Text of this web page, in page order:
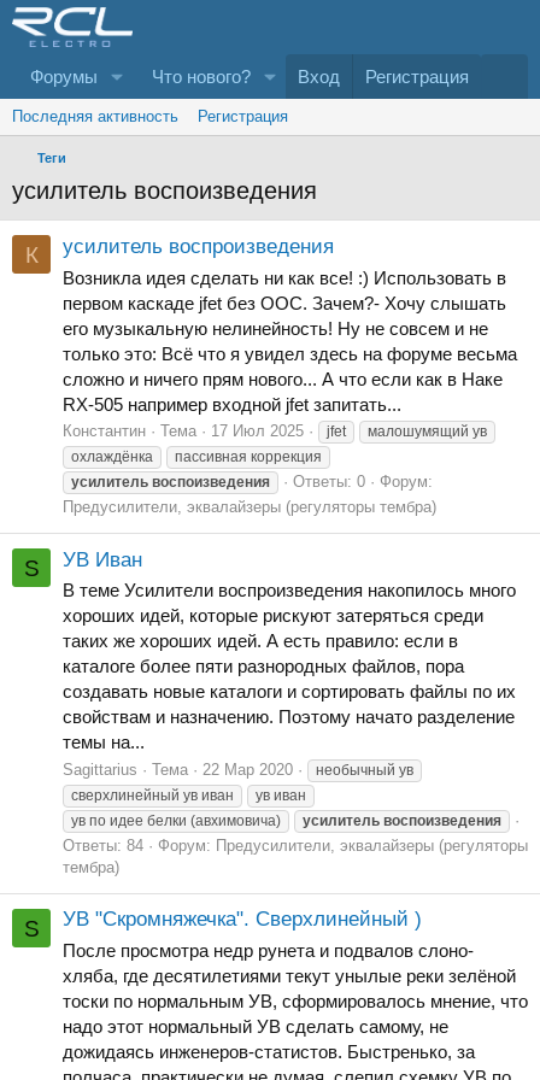
Форумы Что нового? Вход Регистрация
Последняя активность Регистрация
Теги
усилитель воспоизведения
К усилитель воспроизведения
Возникла идея сделать ни как все! :) Использовать в
первом каскаде jfet без ООС. Зачем?- Хочу слышать
его музыкальную нелинейность! Ну не совсем и не
только это: Всё что я увидел здесь на форуме весьма
сложно и ничего прям нового... А что если как в Наке
RX-505 например входной jfet запитать...
Константин Тема 17 Июл 2025 jfet
малошумящий ув
охлаждёнка
пассивная коррекция
усилитель воспоизведения Ответы: 0
Форум:
Предусилители, эквалайзеры (регуляторы тембра)
S УВ Иван
В теме Усилители воспроизведения накопилось много
хороших идей, которые рискуют затеряться среди
таких же хороших идей. А есть правило: если в
каталоге более пяти разнородных файлов, пора
создавать новые каталоги и сортировать файлы по их
свойствам и назначению. Поэтому начато разделение
темы на...
Sagittarius Тема 22 Мар 2020
необычный ув
сверхлинейный ув иван
ув иван
ув по идее белки (авхимовича)
усилитель воспоизведения
Ответы: 84 Форум: Предусилители, эквалайзеры (регуляторы
тембра)
S УВ "Скромняжечка". Сверхлинейный )
После просмотра недр рунета и подвалов слоно-
хляба, где десятилетиями текут унылые реки зелёной
тоски по нормальным УВ, сформировалось мнение, что
надо этот нормальный УВ сделать самому, не
дожидаясь инженеров-статистов. Быстренько, за